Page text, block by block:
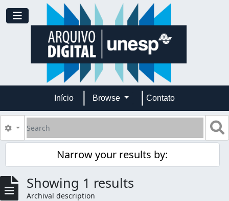
Skip to main content
Toggle navigation
Início Browse Contato
Search
Search options
Narrow your results by:
Showing 1 results
Archival description